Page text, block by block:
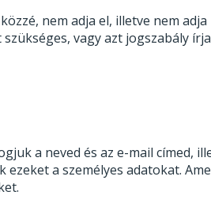
nem adja el, illetve nem
vagy azt jogszabály
a neved és az e-mail címed,
a személyes adatokat.